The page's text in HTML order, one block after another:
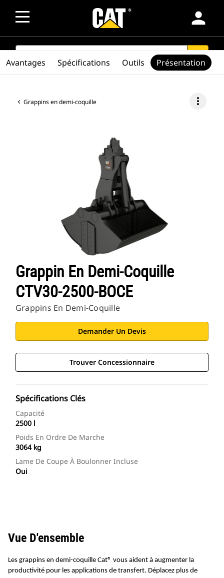
person
SEARCH search
Grappins en demi-coquille more_vert
Grappin En Demi-Coquille
CTV30-2500-BOCE
Grappins En Demi-Coquille
Demander Un Devis
Trouver Concessionnaire
Spécifications Clés
Capacité
2500 l
Poids En Ordre De Marche
3064 kg
Lame De Coupe À Boulonner Incluse
Oui
Avantages Spécifications Outils Présentation
Vue D'ensemble
Les grappins en demi-coquille Cat® vous aident à augmenter la
productivité pour les applications de transfert. Déplacez plus de